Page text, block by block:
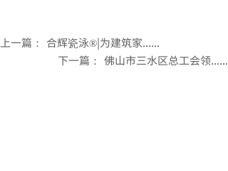
上一篇： 合辉瓷泳®|为建筑家......
下一篇： 佛山市三水区总工会领......